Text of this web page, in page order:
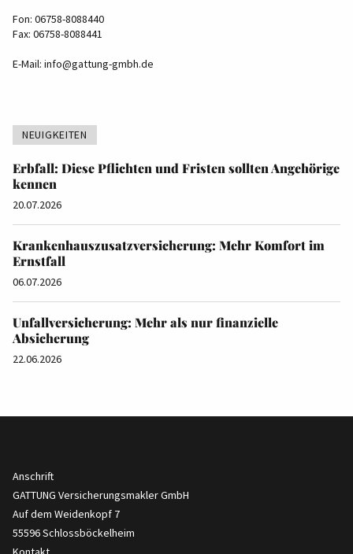
Fon: 06758-8088440
Fax: 06758-8088441
E-Mail: info@gattung-gmbh.de
NEUIGKEITEN
Erbfall: Diese Pflichten und Fristen sollten Angehörige
kennen
20.07.2026
Krankenhauszusatzversicherung: Mehr Komfort im
Ernstfall
06.07.2026
Unfallversicherung: Mehr als nur finanzielle
Absicherung
22.06.2026
Anschrift
GATTUNG Versicherungsmakler GmbH
Auf dem Weidenkopf 7
55596 Schlossböckelheim